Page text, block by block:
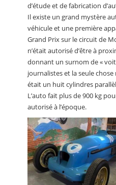
d’étude et de fabrication
Il existe un grand mystère
véhicule et une première
Grand Prix sur le circuit de
n’était autorisé d’être à
donnant un surnom de «
journalistes et la seule
était un huit cylindres
L’auto fait plus de 900 kg
autorisé à l’époque.